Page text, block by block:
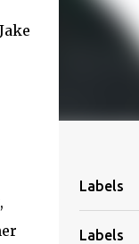
Labels
Labels